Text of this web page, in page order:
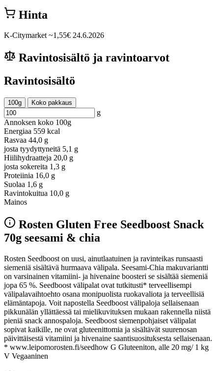
Hinta
K-Citymarket ~1,55€ 24.6.2026
Ravintosisältö ja ravintoarvot
Ravintosisältö
100g Koko pakkaus
g
Annoksen koko 100g
Energiaa 559 kcal
Rasvaa 44,0 g
josta tyydyttyneitä 5,1 g
Hiilihydraatteja 20,0 g
josta sokereita 1,3 g
Proteiinia 16,0 g
Suolaa 1,6 g
Ravintokuitua 10,0 g
Mainos
Rosten Gluten Free Seedboost Snack
70g seesami & chia
Rosten Seedboost on uusi, ainutlaatuinen ja ravinteikas runsaasti
siemeniä sisältävä hurmaava välipala. Seesami-Chia makuvariantti
on varsinainen vitamiini- ja hivenaine boosteri se sisältää siemeniä
jopa 65 %. Seedboost välipalat ovat tutkitusti* terveellisempi
välipalavaihtoehto osana monipuolista ruokavaliota ja terveellisiä
elämäntapoja. Voit napostella Seedboost välipaloja sellaisenaan
pikkunälän yllättäessä tai mielikuvituksen mukaan rakennella niistä
pieniä snack annospaloja. Seedboost siemenpohjaiset välipalat
sopivat kaikille, ne ovat gluteenittomia ja sisältävät suurenosan
päivittäisestä vitamiini ja hivenaine saantisuosituksesta sellaisenaan.
* www.leipomorosten.fi/seedhow G Gluteeniton, alle 20 mg/ 1 kg
V Vegaaninen